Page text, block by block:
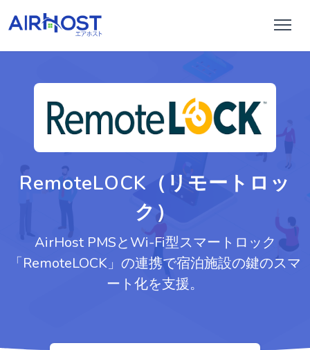
RemoteLOCK（リモートロッ
ク）
AirHost PMSとWi-Fi型スマートロック
「RemoteLOCK」の連携で宿泊施設の鍵のスマ
ート化を支援。